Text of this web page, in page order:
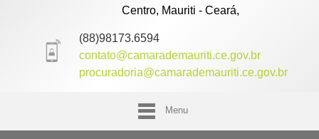
Centro, Mauriti - Ceará,
(88)98173.6594
contato@camarademauriti.ce.gov.br
procuradoria@camarademauriti.ce.gov.br
Menu